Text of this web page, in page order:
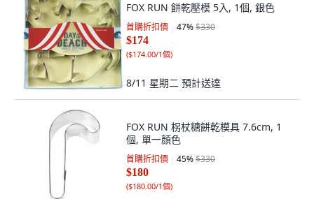
FOX RUN 餅乾壓模 5入, 1個, 銀色
首購折扣價 47%$330
$174
($174.00/1個)
8/11 星期二 預計送達
FOX RUN 柺杖糖餅乾模具 7.6cm, 1
個, 單一顏色
首購折扣價 45%$330
$180
($180.00/1個)